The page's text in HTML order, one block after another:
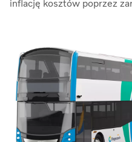
inflację kosztów poprzez
(27,4)” – mówi Martin
generalny.